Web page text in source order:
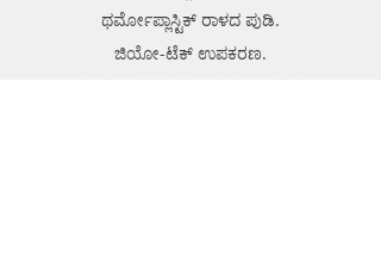
ಥರ್ಮೋಪ್ಲಾಸ್ಟಿಕ್ ರಾಳದ ಪುಡಿ.
ಜಿಯೋ-ಟೆಕ್ ಉಪಕರಣ.